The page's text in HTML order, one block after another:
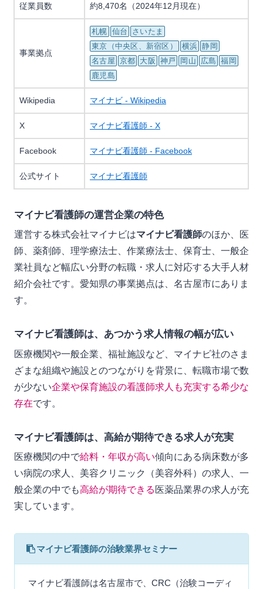
従業員数 約8,470名（2024年12月現在）
事業拠点
札幌 仙台
さいたま
東京（中央区、新宿区）
横浜 静岡
名古屋 京都 大阪 神戸 岡山 広島
福岡
鹿児島
Wikipedia マイナビ - Wikipedia
X マイナビ看護師 - X
Facebook マイナビ看護師 - Facebook
公式サイト マイナビ看護師
マイナビ看護師の運営企業の特色
運営する株式会社マイナビはマイナビ看護師のほか、医
師、薬剤師、理学療法士、作業療法士、保育士、一般企
業社員など幅広い分野の転職・求人に対応する大手人材
紹介会社です。愛知県の事業拠点は、名古屋市にありま
す。
マイナビ看護師は、あつかう求人情報の幅が広い
医療機関や一般企業、福祉施設など、マイナビ社のさま
ざまな組織や施設とのつながりを背景に、転職市場で数
が少ない企業や保育施設の看護師求人も充実する希少な
存在です。
マイナビ看護師は、高給が期待できる求人が充実
医療機関の中で給料・年収が高い傾向にある病床数が多
い病院の求人、美容クリニック（美容外科）の求人、一
般企業の中でも高給が期待できる 医薬品業界の求人が充
実しています。
マイナビ看護師の治験業界セミナー
マイナビ看護師は名古屋市で、CRC（治験コーディ